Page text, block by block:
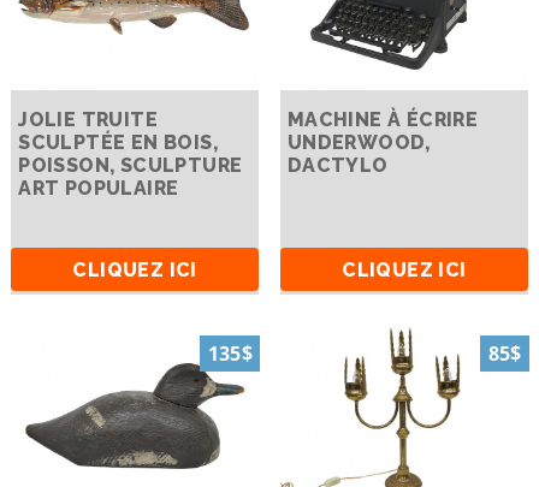
JOLIE TRUITE
SCULPTÉE EN BOIS,
POISSON, SCULPTURE
ART POPULAIRE
CLIQUEZ ICI
MACHINE À ÉCRIRE
UNDERWOOD,
DACTYLO
CLIQUEZ ICI
135$ 85$